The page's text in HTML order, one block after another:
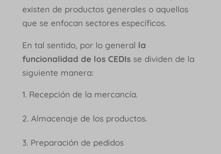
existen de productos generales o aquellos
que se enfocan sectores específicos.
En tal sentido, por lo general la
funcionalidad de los CEDIsse dividen de la
siguiente manera:
Recepción de la mercancía.
Almacenaje de los productos.
Preparación de pedidos